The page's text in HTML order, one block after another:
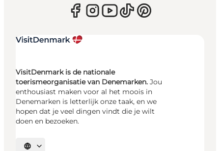
VisitDenmark is de nationale
toerismeorganisatie van Denemarken. Jou
enthousiast maken voor al het moois in
Denemarken is letterlijk onze taak, en we
hopen dat je veel dingen vindt die je wilt
doen en bezoeken.
Selecteer taal